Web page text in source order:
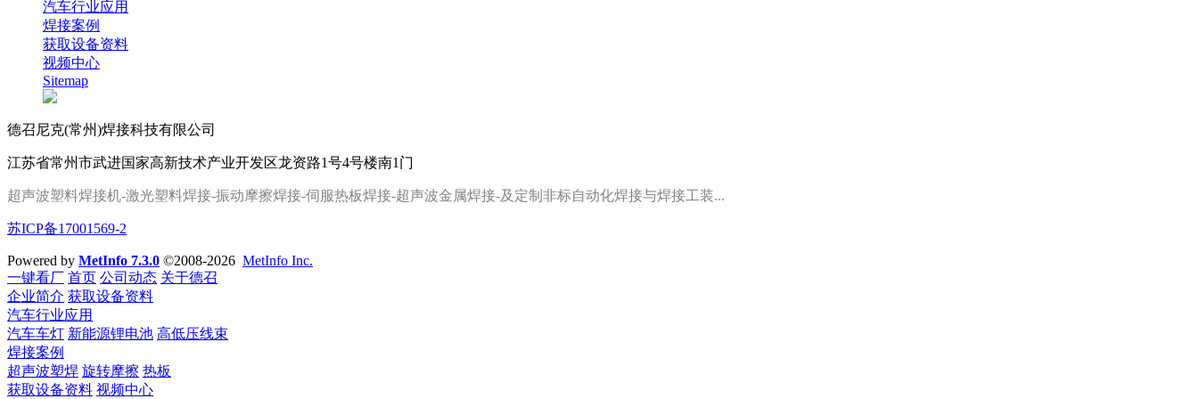
汽车行业应用
焊接案例
获取设备资料
视频中心
Sitemap
德召尼克(常州)焊接科技有限公司
江苏省常州市武进国家高新技术产业开发区龙资路1号4号楼南1门
超声波塑料焊接机-激光塑料焊接-振动摩擦焊接-伺服热板焊接-超声波金属焊接-及定制 非标自动化焊接与焊接工装...
苏ICP备17001569-2
Powered by MetInfo 7.3.0 ©2008-2026 MetInfo Inc.
一键看厂 首页 公司动态 关于德召
企业简介 获取设备资料
汽车行业应用
汽车车灯 新能源锂电池 高低压线束
焊接案例
超声波塑焊 旋转摩擦 热板
获取设备资料 视频中心